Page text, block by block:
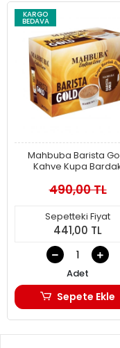
KARGO
BEDAVA
Mahbuba Barista
Kahve Kupa
490,00 TL
Sepetteki Fiyat
441,00 TL
Adet
Sepete Ekle